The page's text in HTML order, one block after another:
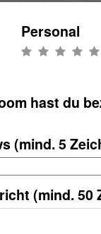
Personal
hast du
(mind. 5
(mind. 50